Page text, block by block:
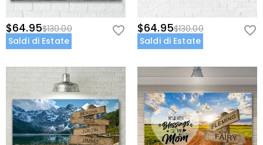
$64.95$130.00
Saldi di Estate
$64.95$130.00
Saldi di Estate